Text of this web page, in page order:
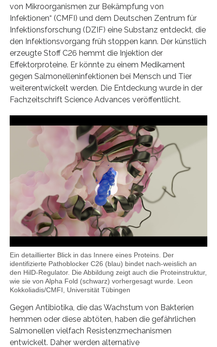
von Mikroorganismen zur Bekämpfung von
Infektionen“ (CMFI) und dem Deutschen Zentrum für
Infektionsforschung (DZIF) eine Substanz entdeckt, die
den Infektionsvorgang früh stoppen kann. Der künstlich
erzeugte Stoff C26 hemmt die Injektion der
Effektorproteine. Er könnte zu einem Medikament
gegen Salmonelleninfektionen bei Mensch und Tier
weiterentwickelt werden. Die Entdeckung wurde in der
Fachzeitschrift Science Advances veröffentlicht.
Ein detaillierter Blick in das Innere eines Proteins. Der
identifizierte Pathoblocker C26 (blau) bindet nach-weislich an
den HilD-Regulator. Die Abbildung zeigt auch die Proteinstruktur,
wie sie von Alpha Fold (schwarz) vorhergesagt wurde. Leon
Kokkoliadis/CMFI, Universität Tübingen
Gegen Antibiotika, die das Wachstum von Bakterien
hemmen oder diese abtöten, haben die gefährlichen
Salmonellen vielfach Resistenzmechanismen
entwickelt. Daher werden alternative